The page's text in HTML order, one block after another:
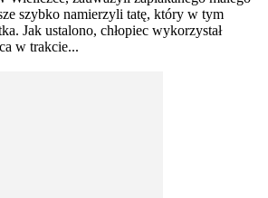
szybko namierzyli tatę, który w tym
Jak ustalono, chłopiec wykorzystał
w trakcie...